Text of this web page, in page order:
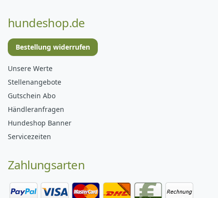
hundeshop.de
Bestellung widerrufen
Unsere Werte
Stellenangebote
Gutschein Abo
Händleranfragen
Hundeshop Banner
Servicezeiten
Zahlungsarten